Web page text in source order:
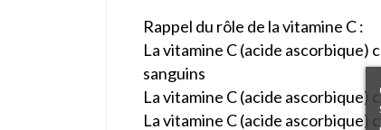
Rappel du rôle de la vitamine C :
La vitamine C (acide
sanguins
La vitamine C (acide
La vitamine C (acide